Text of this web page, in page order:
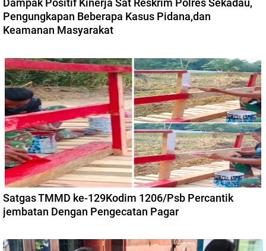
Pengungkapan Beberapa Kasus Pidana,dan
Keamanan Masyarakat
Satgas TMMD ke-129Kodim 1206/Psb Percantik
jembatan Dengan Pengecatan Pagar